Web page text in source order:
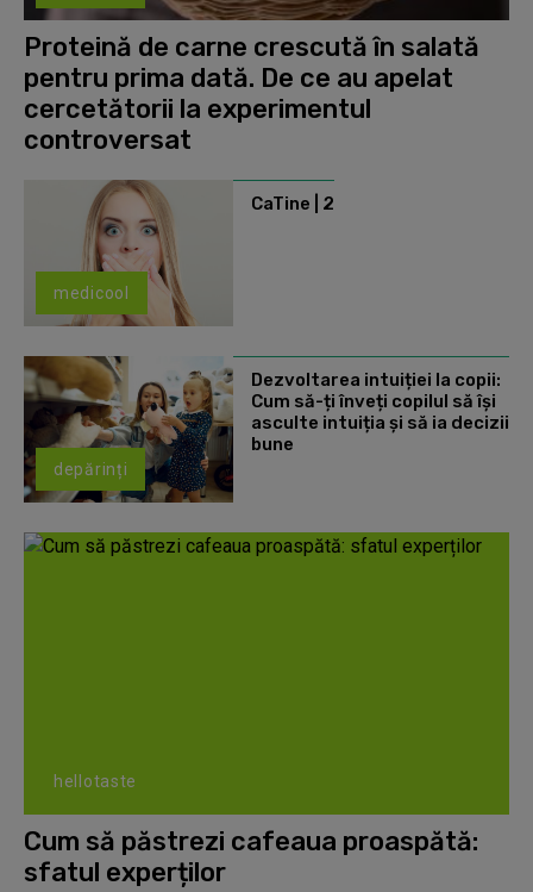
Proteină de carne crescută în salată
pentru prima dată. De ce au apelat
cercetătorii la experimentul
controversat
medicool
CaTine | 2
depărinți
Dezvoltarea intuiției la copii:
Cum să-ți înveți copilul să își
asculte intuiția și să ia decizii
bune
hellotaste
Cum să păstrezi cafeaua proaspătă:
sfatul experților